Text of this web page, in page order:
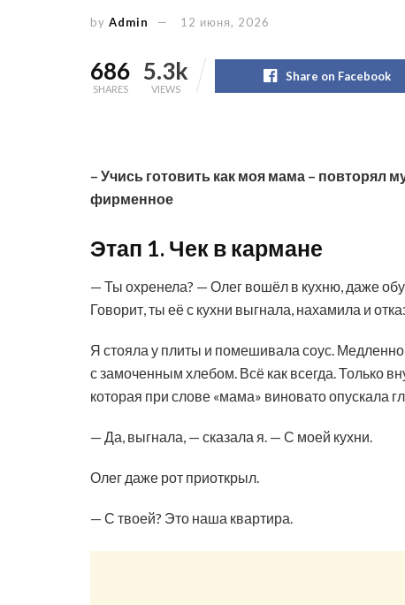
by Admin 12 июня, 2026
686
SHARES
5.3k
VIEWS
Share on Facebook
– Учись готовить как моя мама – повторял
фирменное
Этап 1. Чек в кармане
— Ты охренела? — Олег вошёл в кухню, даже
Говорит, ты её с кухни выгнала, нахамила и
Я стояла у плиты и помешивала соус.
с замоченным хлебом. Всё как всегда. Только
которая при слове «мама» виновато опускала
— Да, выгнала, — сказала я. — С моей кухни.
Олег даже рот приоткрыл.
— С твоей? Это наша квартира.